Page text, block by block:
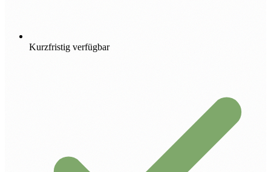
Kurzfristig verfügbar